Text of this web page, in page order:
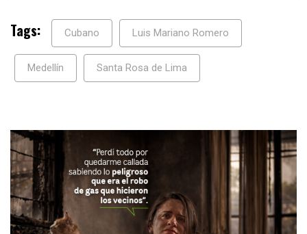
Tags: Cubano Luis Mariano Romero
Medellín Santa Rosa de Lima